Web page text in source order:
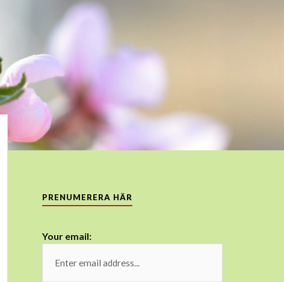
PRENUMERERA HÄR
Your email: